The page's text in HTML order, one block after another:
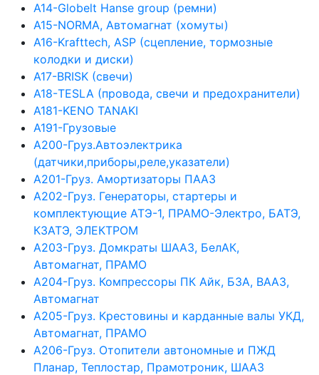
А14-Globelt Hanse group (ремни)
А15-NORMA, Автомагнат (хомуты)
А16-Krafttech, ASP (сцепление, тормозные
колодки и диски)
А17-BRISK (свечи)
А18-TESLA (провода, свечи и предохранители)
А181-KENO TANAKI
А191-Грузовые
А200-Груз.Автоэлектрика
(датчики,приборы,реле,указатели)
А201-Груз. Амортизаторы ПААЗ
А202-Груз. Генераторы, стартеры и
комплектующие АТЭ-1, ПРАМО-Электро, БАТЭ,
КЗАТЭ, ЭЛЕКТРОМ
А203-Груз. Домкраты ШААЗ, БелАК,
Автомагнат, ПРАМО
А204-Груз. Компрессоры ПК Айк, БЗА, ВААЗ,
Автомагнат
А205-Груз. Крестовины и карданные валы УКД,
Автомагнат, ПРАМО
А206-Груз. Отопители автономные и ПЖД
Планар, Теплостар, Прамотроник, ШААЗ